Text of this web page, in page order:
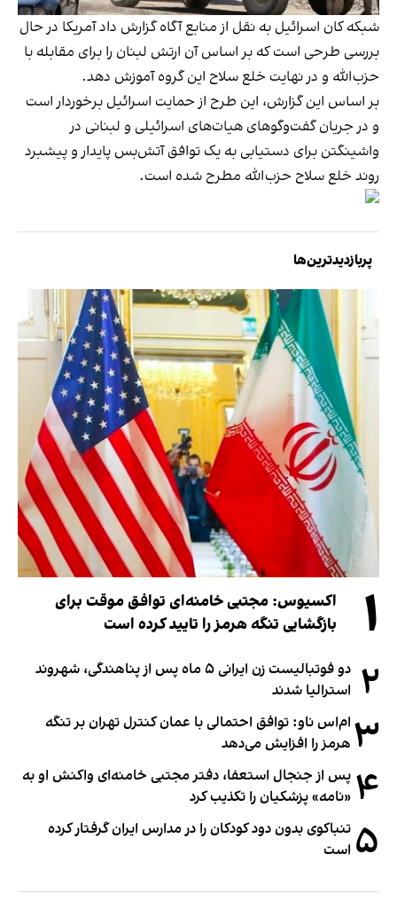
شبکه کان اسرائیل به نقل از منابع آگاه گزارش داد آمریکا در حال
بررسی طرحی است که بر اساس آن ارتش لبنان را برای مقابله با
حزب‌الله و در نهایت خلع سلاح این گروه آموزش دهد.
بر اساس این گزارش، این طرح از حمایت اسرائیل برخوردار است
و در جریان گفت‌وگوهای هیات‌های اسرائیلی و لبنانی در
واشینگتن برای دستیابی به یک توافق آتش‌بس پایدار و پیشبرد
روند خلع سلاح حزب‌الله مطرح شده است.
پربازدیدترین‌ها
۱
اکسیوس: مجتبی خامنه‌ای توافق موقت برای
بازگشایی تنگه هرمز را تایید کرده است
۲
دو فوتبالیست زن ایرانی ۵ ماه پس از پناهندگی، شهروند
استرالیا شدند
۳ ام‌اس ناو: توافق احتمالی با عمان کنترل تهران بر تنگه
هرمز را افزایش می‌دهد
۴ پس از جنجال استعفا، دفتر مجتبی خامنه‌ای واکنش او به
«نامه» پزشکیان را تکذیب کرد
۵ تنباکوی بدون دود کودکان را در مدارس ایران گرفتار کرده
است